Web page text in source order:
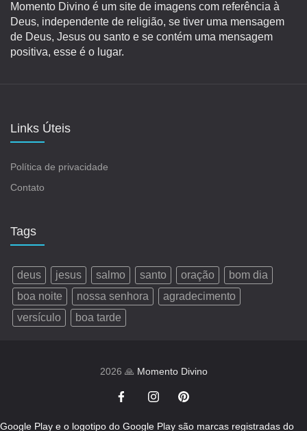
Momento Divino é um site de imagens com referência à
Deus, independente de religião, se tiver uma mensagem
de Deus, Jesus ou santo e se contém uma mensagem
positiva, esse é o lugar.
Links Úteis
Política de privacidade
Contato
Tags
deus jesus salmo santo oração
bom dia
boa noite
nossa senhora
agradecimento
versículo
boa tarde
2026 🙏 Momento Divino
Google Play e o logotipo do Google Play são marcas registradas do